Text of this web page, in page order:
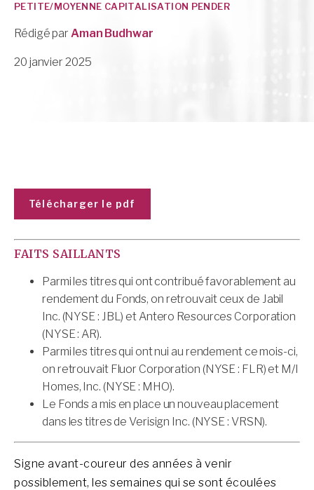
PETITE/MOYENNE CAPITALISATION PENDER
Rédigé par Aman Budhwar
20 janvier 2025
Télécharger le pdf
FAITS SAILLANTS
Parmi les titres qui ont contribué favorablement au
rendement du Fonds, on retrouvait ceux de Jabil
Inc. (NYSE : JBL) et Antero Resources Corporation
(NYSE : AR).
Parmi les titres qui ont nui au rendement ce mois-ci,
on retrouvait Fluor Corporation (NYSE : FLR) et M/I
Homes, Inc. (NYSE : MHO).
Le Fonds a mis en place un nouveau placement
dans les titres de Verisign Inc. (NYSE : VRSN).
Signe avant-coureur des années à venir
possiblement, les semaines qui se sont écoulées